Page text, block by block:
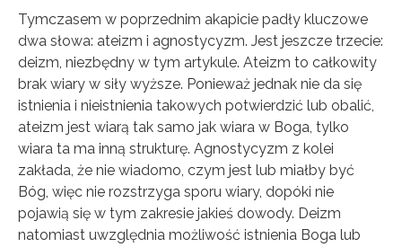
Tymczasem w poprzednim akapicie padły kluczowe
dwa słowa: ateizm i agnostycyzm. Jest jeszcze trzecie:
deizm, niezbędny w tym artykule. Ateizm to całkowity
brak wiary w siły wyższe. Ponieważ jednak nie da się
istnienia i nieistnienia takowych potwierdzić lub obalić,
ateizm jest wiarą tak samo jak wiara w Boga, tylko
wiara ta ma inną strukturę. Agnostycyzm z kolei
zakłada, że nie wiadomo, czym jest lub miałby być
Bóg, więc nie rozstrzyga sporu wiary, dopóki nie
pojawią się w tym zakresie jakieś dowody. Deizm
natomiast uwzględnia możliwość istnienia Boga lub